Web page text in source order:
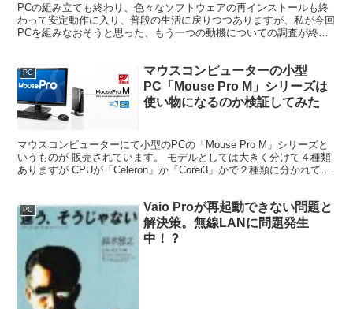
PCの組み立ても終わり、色々なソフトウェアの再インストールも終
わって安定動作に入り、普段の生活に戻りつつありますが、私が今回
PCを組みなおそうと思った、もう一つの動機についての調査が終わ
PC
マウスコンピューターの小型
PC「Mouse Pro M」シリーズは
使い物になるのか検証してみた
マウスコンピューターにて小型のPCの「Mouse Pro M」シリーズと
いうものが 販売されています。 モデルとしては大きく分けて４種類
ありますが CPUが「Celeron」か「Corei3」かで２種類に分かれてい
PC
Vaio Proが再起動できない問題と
解決策。無線LANに問題発生
中！？